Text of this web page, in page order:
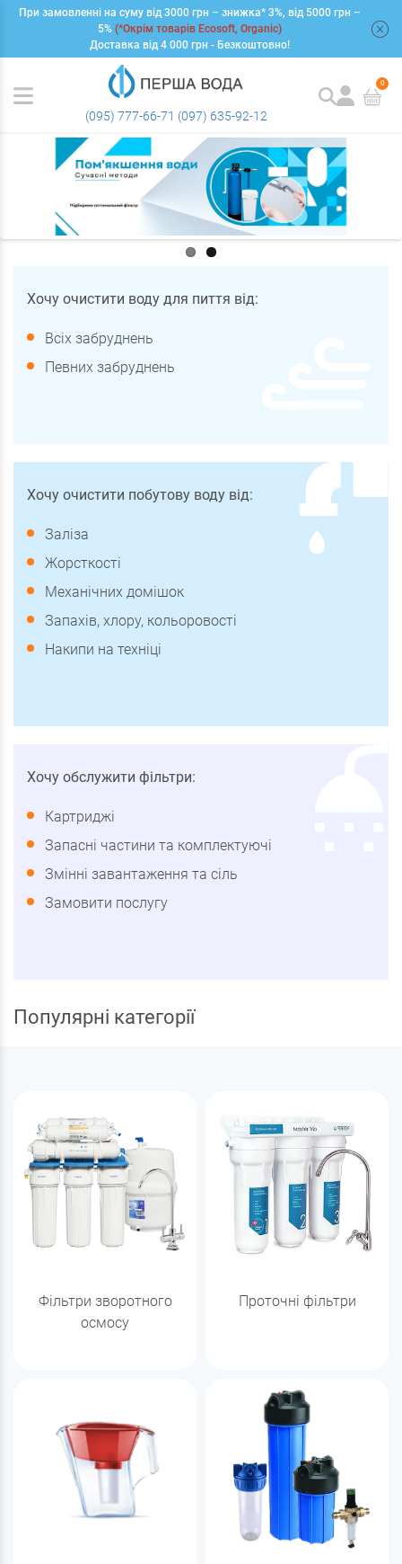
При замовленні на суму від 3000 грн – знижка* 3%, від 5000 грн –
5% (*Окрім товарів Ecosoft, Organic)
Доставка від 4 000 грн - Безкоштовно!
(095) 777-66-71 (097) 635-92-12
0
Хочу очистити воду для пиття від:
Всіх забруднень
Певних забруднень
Хочу очистити побутову воду від:
Заліза
Жорсткості
Механічних домішок
Запахів, хлору, кольоровості
Накипи на техніці
Хочу обслужити фільтри:
Картриджі
Запасні частини та комплектуючі
Змінні завантаження та сіль
Замовити послугу
Популярні категорії
Фільтри зворотного
осмосу
Проточні фільтри